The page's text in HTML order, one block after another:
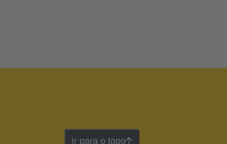
Ir para o topo